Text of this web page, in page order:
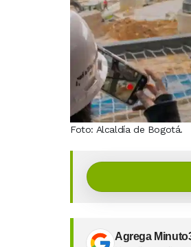
Foto: Alcaldía de Bogotá.
Agrega